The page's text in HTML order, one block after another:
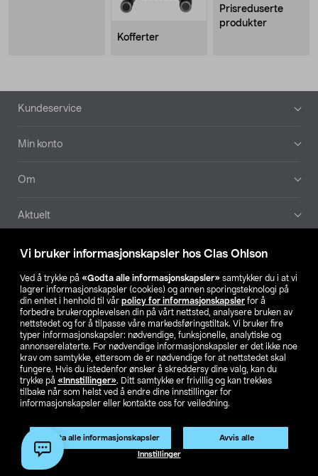
Vi bruker informasjonskapsler hos Clas Ohlson
Ved å trykke på «Godta alle informasjonskapsler» samtykker du i at vi
lagrer informasjonskapsler (cookies) og annen sporingsteknologi på
din enhet i henhold til vår policy for informasjonskapsler for å
forbedre brukeropplevelsen din på vårt nettsted, analysere bruken av
nettstedet og for å tilpasse våre markedsføringstiltak. Vi bruker fire
typer informasjonskapsler: nødvendige, funksjonelle, analytiske og
annonserelaterte. For nødvendige informasjonskapsler er det ikke noe
krav om samtykke, ettersom de er nødvendige for at nettstedet skal
fungere. Hvis du istedenfor ønsker å skreddersy dine valg, kan du
trykke på «Innstillinger». Ditt samtykke er frivillig og kan trekkes
tilbake når som helst ved å endre dine innstillinger for
informasjonskapsler eller kontakte oss for veiledning.
Godta alle informasjonskapsler Avvis alle
Innstillinger
Kofferter
Prisreduserte
produkter
Bunntekst
Kundeservice
Min konto
Om
Aktuelt
Våre selskaper
Finn din butikk
SE NO FI
Endre til priser ekskl. moms